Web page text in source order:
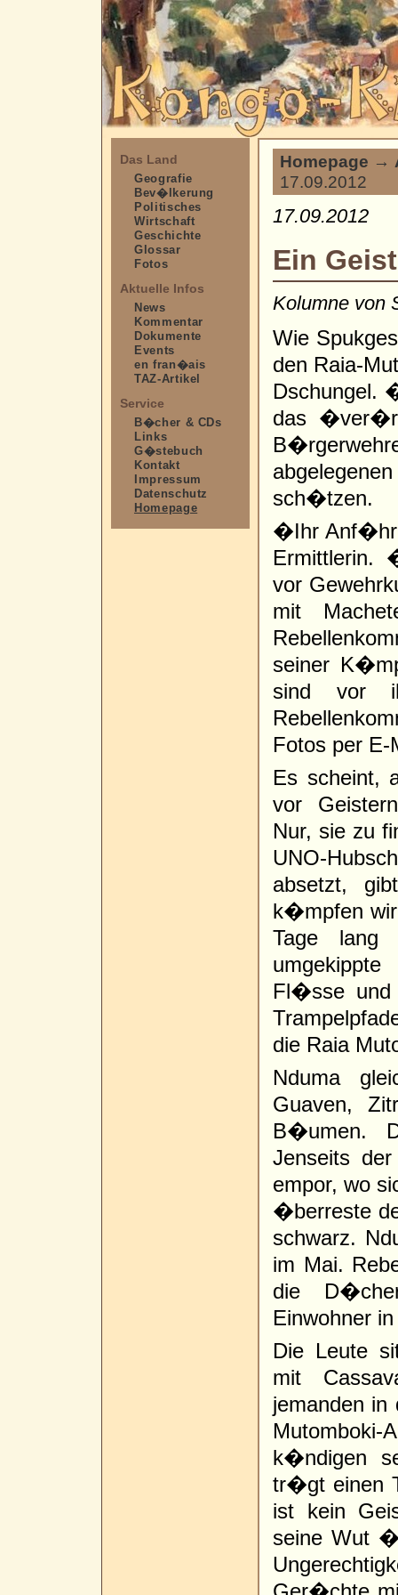
Das Land
Geografie
Bev�lkerung
Politisches
Wirtschaft
Geschichte
Glossar
Fotos
Aktuelle Infos
News
Kommentar
Dokumente
Events
en fran�ais
TAZ-Artikel
Service
B�cher & CDs
Links
G�stebuch
Kontakt
Impressum
Datenschutz
Homepage
Homepage →
17.09.2012
17.09.2012
Ein
Kolumne von
Wie
den Raia-
Dschungel.
das
sch�tzen.
�Ihr
Ermittlerin.
vor
mit
seiner
sind vor
Fotos per E-
Es scheint,
vor
Nur, sie zu
UNO-
absetzt,
k�mpfen
Tage lang
Fl�sse und
die Raia
Nduma
Guaven,
B�umen.
Jenseits
empor, wo
�berreste
schwarz.
im Mai.
die
Einwohner
Die Leute
mit
jemanden in
k�ndigen
tr�gt einen
ist kein
seine Wut